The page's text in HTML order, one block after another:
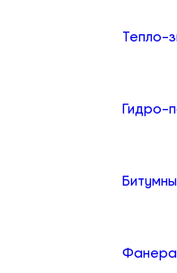
Тепло-
Гидро-
Фанера